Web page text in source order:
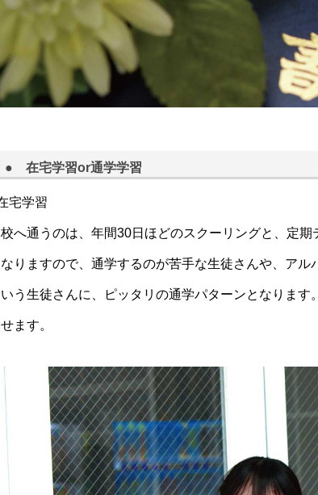
在宅学習or通学学習
宅学習
へ通うのは、年間30日ほどのスクーリングと、定
りますので、通学するのが苦手な生徒さんや、ア
う生徒さんに、ピッタリの通学パターンとなりま
ます。